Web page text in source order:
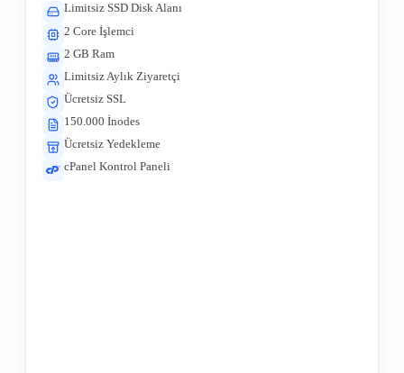
Limitsiz SSD Disk Alanı
2 Core İşlemci
2 GB Ram
Limitsiz Aylık Ziyaretçi
Ücretsiz SSL
150.000 İnodes
Ücretsiz Yedekleme
cPanel Kontrol Paneli